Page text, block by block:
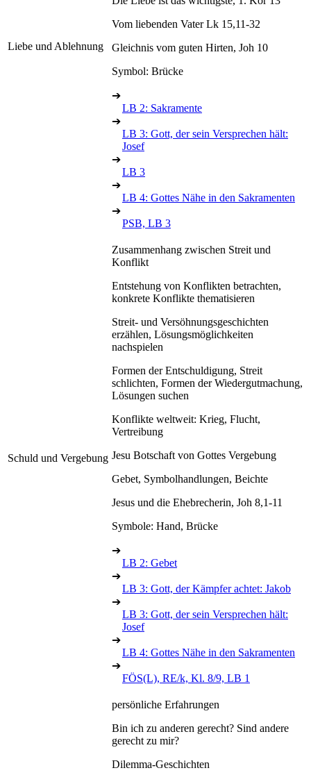
Liebe und Ablehnung
Vom liebenden Vater Lk 15,11-32
Gleichnis vom guten Hirten, Joh 10
Symbol: Brücke
➔
LB 2: Sakramente
➔
LB 3: Gott, der sein Versprechen hält:
Josef
➔
LB 3
➔
LB 4: Gottes Nähe in den Sakramenten
➔
PSB, LB 3
Schuld und Vergebung
Zusammenhang zwischen Streit und
Konflikt
Entstehung von Konflikten betrachten,
konkrete Konflikte thematisieren
Streit- und Versöhnungsgeschichten
erzählen, Lösungsmöglichkeiten
nachspielen
Formen der Entschuldigung, Streit
schlichten, Formen der Wiedergutmachung,
Lösungen suchen
Konflikte weltweit: Krieg, Flucht,
Vertreibung
Jesu Botschaft von Gottes Vergebung
Gebet, Symbolhandlungen, Beichte
Jesus und die Ehebrecherin, Joh 8,1-11
Symbole: Hand, Brücke
➔
LB 2: Gebet
➔
LB 3: Gott, der Kämpfer achtet: Jakob
➔
LB 3: Gott, der sein Versprechen hält:
Josef
➔
LB 4: Gottes Nähe in den Sakramenten
➔
FÖS(L), RE/k, Kl. 8/9, LB 1
persönliche Erfahrungen
Bin ich zu anderen gerecht? Sind andere
gerecht zu mir?
Dilemma-Geschichten